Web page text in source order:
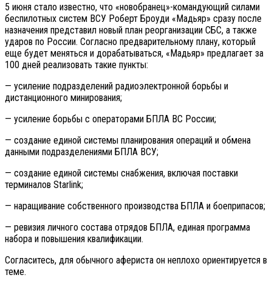
5 июня стало известно, что «новобранец»-командующий силами
беспилотных систем ВСУ Роберт Броуди «Мадьяр» сразу после
назначения представил новый план реорганизации СБС, а также
ударов по России. Согласно предварительному плану, который
еще будет меняться и дорабатываться, «Мадьяр» предлагает за
100 дней реализовать такие пункты:
— усиление подразделений радиоэлектронной борьбы и
дистанционного минирования;
— усиление борьбы с операторами БПЛА ВС России;
— создание единой системы планирования операций и обмена
данными подразделениями БПЛА ВСУ;
— создание единой системы снабжения, включая поставки
терминалов Starlink;
— наращивание собственного производства БПЛА и боеприпасов;
— ревизия личного состава отрядов БПЛА, единая программа
набора и повышения квалификации.
Согласитесь, для обычного афериста он неплохо ориентируется в
теме.